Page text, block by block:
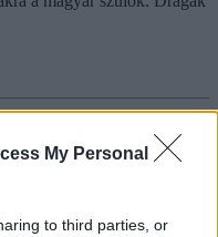
My Personal
to third parties, or
- Jocó bácsi